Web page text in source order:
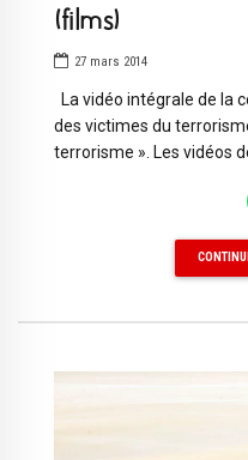
(films)
27 mars 2014
La vidéo intégrale de la
des victimes du
terrorisme ». Les vidéos